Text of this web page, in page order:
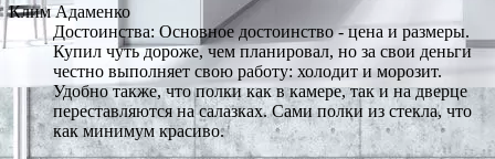
Клим Адаменко
Достоинства: Основное достоинство - цена и размеры.
Купил чуть дороже, чем планировал, но за свои деньги
честно выполняет свою работу: холодит и морозит.
Удобно также, что полки как в камере, так и на дверце
переставляются на салазках. Сами полки из стекла, что
как минимум красиво.